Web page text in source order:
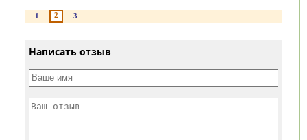
1 2 3
Написать отзыв